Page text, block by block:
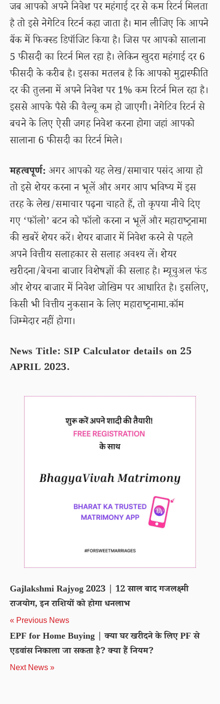
जब आपको अपने निवेश पर महंगाई दर से कम रिटर्न मिलता
है तो इसे नेगेटिव रिटर्न कहा जाता है। मान लीजिए कि आपने
बैंक में फिक्स्ड डिपॉजिट किया है। जिस पर आपको सालाना
5 फीसदी का रिटर्न मिल रहा है। लेकिन खुदरा महंगाई दर 6
फीसदी के करीब है। इसका मतलब है कि आपको मुद्रास्फीति
दर की तुलना में अपने निवेश पर 1% कम रिटर्न मिल रहा है।
इससे आपके पैसे की वैल्यू कम हो जाएगी। नेगेटिव रिटर्न से
बचने के लिए ऐसी जगह निवेश करना होगा जहां आपको
सालाना 6 फीसदी का रिटर्न मिले।
महत्वपूर्ण: अगर आपको यह लेख/समाचार पसंद आया हो
तो इसे शेयर करना न भूलें और अगर आप भविष्य में इस
तरह के लेख/समाचार पढ़ना चाहते हैं, तो कृपया नीचे दिए
गए ‘फॉलो’ बटन को फॉलो करना न भूलें और महाराष्ट्रनामा
की खबरें शेयर करें। शेयर बाजार में निवेश करने से पहले
अपने वित्तीय सलाहकार से सलाह अवश्य लें। शेयर
खरीदना/बेचना बाजार विशेषज्ञों की सलाह है। म्यूचुअल फंड
और शेयर बाजार में निवेश जोखिम पर आधारित है। इसलिए,
किसी भी वित्तीय नुकसान के लिए महाराष्ट्रनामा.कॉम
जिम्मेदार नहीं होगा।
News Title: SIP Calculator details on 25
APRIL 2023.
Gajlakshmi Rajyog 2023 | 12 साल बाद गजलक्ष्मी
राजयोग, इन राशियों को होगा धनलाभ
« Previous News
EPF for Home Buying | क्या घर खरीदने के लिए PF से
एडवांस निकाला जा सकता है? क्या हैं नियम?
Next News »